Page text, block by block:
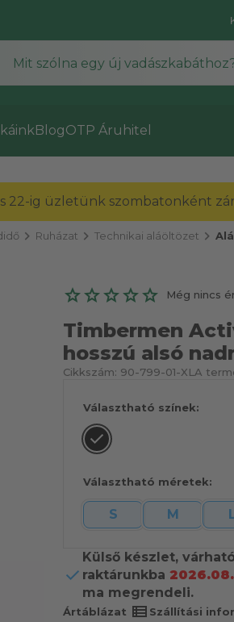
BlogOTP Áruhitel
22-ig üzletünk szombatonként
chevron_right Ruházat chevron_right Technikai aláöltözet chevron_right
Még nincs
Timbermen
hosszú alsó
Cikkszám: 90-799-01-XL A
Választható színek:
Választható méretek:
S M
Külső készlet,
raktárunkba
ma megrendeli.
Ártáblázat view_list Szállítási